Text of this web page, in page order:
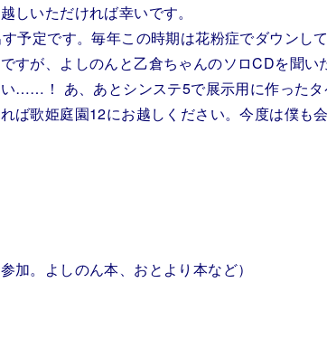
しいただければ幸いです。
予定です。毎年この時期は花粉症でダウンし
すが、よしのんと乙倉ちゃんのソロCDを聞い
……！ あ、あとシンステ5で展示用に作ったタ
ば歌姫庭園12にお越しください。今度は僕も
。よしのん本、おとより本など）